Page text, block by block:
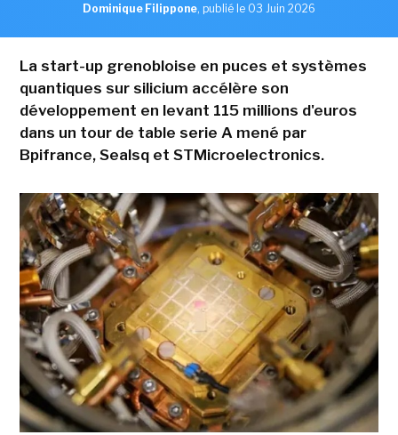
Dominique Filippone, publié le 03 Juin 2026
La start-up grenobloise en puces et systèmes
quantiques sur silicium accélère son
développement en levant 115 millions d'euros
dans un tour de table serie A mené par
Bpifrance, Sealsq et STMicroelectronics.